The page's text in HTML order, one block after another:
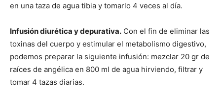
en una taza de agua tibia y tomarlo 4 veces al día.
Infusióndiurética ydepurativa. Con el fin de eliminar las
toxinas del cuerpo y estimular el metabolismo digestivo,
podemos preparar la siguiente infusión: mezclar 20 gr de
raíces de angélica en 800 ml de agua hirviendo, filtrar y
tomar 4 tazas diarias.